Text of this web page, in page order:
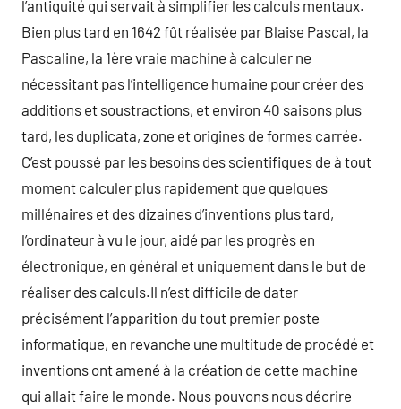
l’antiquité qui servait à simplifier les calculs mentaux.
Bien plus tard en 1642 fût réalisée par Blaise Pascal, la
Pascaline, la 1ère vraie machine à calculer ne
nécessitant pas l’intelligence humaine pour créer des
additions et soustractions, et environ 40 saisons plus
tard, les duplicata, zone et origines de formes carrée.
C’est poussé par les besoins des scientifiques de à tout
moment calculer plus rapidement que quelques
millénaires et des dizaines d’inventions plus tard,
l’ordinateur à vu le jour, aidé par les progrès en
électronique, en général et uniquement dans le but de
réaliser des calculs.Il n’est difficile de dater
précisément l’apparition du tout premier poste
informatique, en revanche une multitude de procédé et
inventions ont amené à la création de cette machine
qui allait faire le monde. Nous pouvons nous décrire